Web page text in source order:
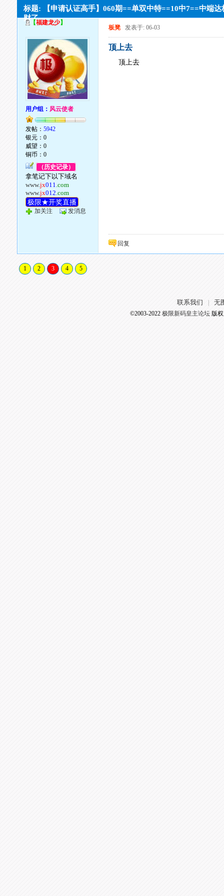
标题: 【申请认证高手】060期==单双中特==10中7==中端
财了
【福建龙少】
用户组： 风云使者
发帖：5942
银元：0
威望：0
铜币：0
（历史记录）
拿笔记下以下域名
www.jx011.com
www.jx012.com
极限★开奖直播
加关注 发消息
板凳 发表于: 06-03
顶上去
顶上去
回复
1 2 3 4 5
联系我们 无
©2003-2022 极限新码皇主论坛版权